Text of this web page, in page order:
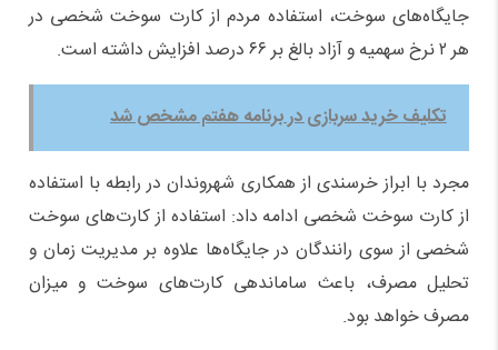
جایگاه‌های سوخت، استفاده مردم از کارت سوخت شخصی در
هر ۲ ‌نرخ سهمیه و آزاد بالغ بر ۶۶ درصد افزایش داشته است.
تکلیف خرید سربازی در برنامه هفتم مشخص شد
مجرد با ابراز خرسندی از همکاری شهروندان در رابطه با استفاده
از کارت سوخت شخصی ادامه داد: استفاده از کارت‌های سوخت
شخصی از سوی رانندگان در جایگاه‌ها علاوه بر مدیریت زمان و
تحلیل مصرف، باعث ساماندهی کارت‌های سوخت و میزان
مصرف خواهد بود.